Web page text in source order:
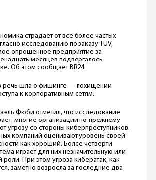
страдает от все более частых
исследованию по заказу TÜV,
опрошенное предприятие за
месяцев подвергалось
Об этом сообщает BR24.
речь шла о фишинге — похищении
к корпоративным сетям.
Фюби отметил, что исследование
многие организации по-прежнему
угрозу со стороны киберпреступников.
компаний оценивают уровень своей
как хороший. Более четверти
играет для них незначительную или
роли. При этом угроза кибератак, как
заметно возросла за последние два